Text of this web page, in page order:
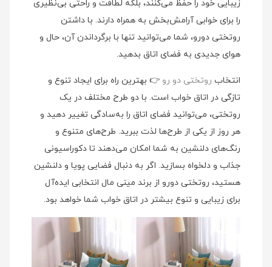
زیبایی خود را حفظ می‌کنند، بلکه لطافت و راحتی بی‌نظیری
را برای خوابی آرامش‌بخش به همراه دارند. با داشتن
روتختی دورو، شما می‌توانید تنها با برگرداندن آن، حال و
هوای جدیدی به فضای اتاق بدهید.
انتخاب روتختی دو رو 👉 بهترین راه برای ایجاد تنوع و
تازگی در اتاق خواب است. با دو طرح مختلف در یک
روتختی، می‌توانید فضای اتاق را به‌سادگی تغییر دهید و
هر روز از یکی از طرح‌ها لذت ببرید. طرح‌های متنوع و
رنگ‌های دلنشین به شما امکان می‌دهند تا دکوراسیونی
جذاب و دلخواه بسازید. اگر به دنبال فضایی پویا و دلنشین
هستید، روتختی دورو از برند مینی‌ مال انتخابی ایده‌آل
برای زیبایی و تنوع بیشتر در اتاق خواب شما خواهد بود.